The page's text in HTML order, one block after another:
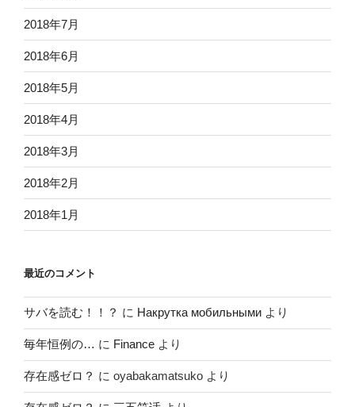
2018年7月
2018年6月
2018年5月
2018年4月
2018年3月
2018年2月
2018年1月
最近のコメント
サバを読む！！？ に Накрутка мобильными より
毎年恒例の… に Finance より
存在感ゼロ？ に oyabakamatsuko より